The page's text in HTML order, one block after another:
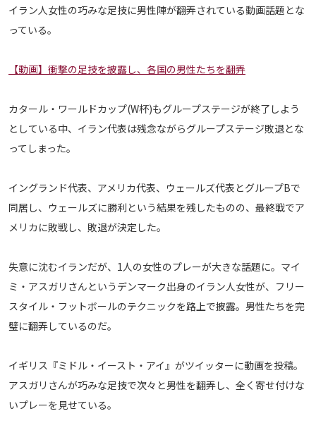
Web
TV
イラン人女性の巧みな足技に男性陣が翻弄されている動画話題とな
っている。
【動画】衝撃の足技を披露し、各国の男性たちを翻弄
カタール・ワールドカップ(W杯)もグループステージが終了しよう
としている中、イラン代表は残念ながらグループステージ敗退とな
ってしまった。
イングランド代表、アメリカ代表、ウェールズ代表とグループBで
同居し、ウェールズに勝利という結果を残したものの、最終戦でア
メリカに敗戦し、敗退が決定した。
失意に沈むイランだが、1人の女性のプレーが大きな話題に。マイ
ミ・アスガリさんというデンマーク出身のイラン人女性が、フリー
スタイル・フットボールのテクニックを路上で披露。男性たちを完
璧に翻弄しているのだ。
イギリス『ミドル・イースト・アイ』がツイッターに動画を投稿。
アスガリさんが巧みな足技で次々と男性を翻弄し、全く寄せ付けな
いプレーを見せている。